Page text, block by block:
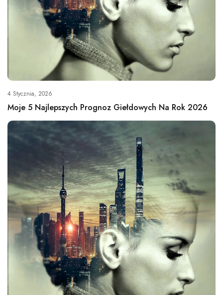
4 Stycznia, 2026
Moje 5 Najlepszych Prognoz Giełdowych Na Rok 2026